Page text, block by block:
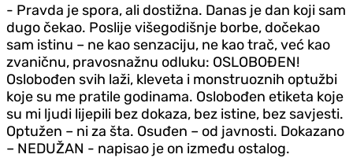
- Pravda je spora, ali dostižna. Danas je dan koji sam
dugo čekao. Poslije višegodišnje borbe, dočekao
sam istinu – ne kao senzaciju, ne kao trač, već kao
zvaničnu, pravosnažnu odluku: OSLOBOĐEN!
Oslobođen svih laži, kleveta i monstruoznih optužbi
koje su me pratile godinama. Oslobođen etiketa koje
su mi ljudi lijepili bez dokaza, bez istine, bez savjesti.
Optužen – ni za šta. Osuđen – od javnosti. Dokazano
– NEDUŽAN - napisao je on između ostalog.